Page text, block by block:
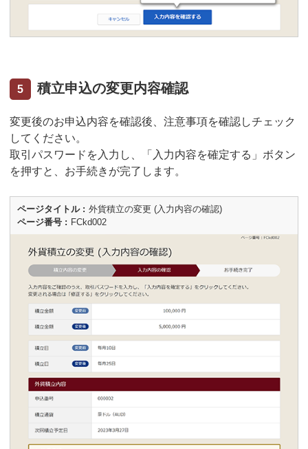
5 積立申込の変更内容確認
変更後のお申込内容を確認後、注意事項を確認しチェック
してください。
取引パスワードを入力し、「入力内容を確定する」ボタン
を押すと、お手続きが完了します。
ページタイトル
外貨積立の変更 (入力内容の確認)
ページ番号
FCkd002